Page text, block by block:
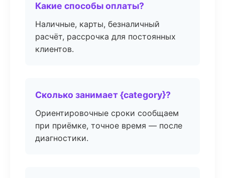
Какие способы оплаты?
Наличные, карты, безналичный
расчёт, рассрочка для постоянных
клиентов.
Сколько занимает {category}?
Ориентировочные сроки сообщаем
при приёмке, точное время — после
диагностики.